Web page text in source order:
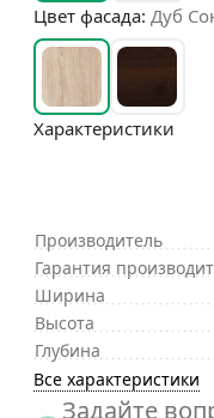
Цвет фасада: Дуб
Характеристики
Производитель
Гарантия
Ширина
Высота
Глубина
Все характеристики
Задайте